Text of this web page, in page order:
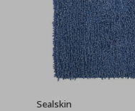
Sealskin